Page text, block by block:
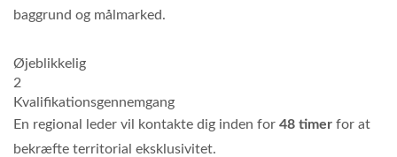
baggrund og målmarked.
Øjeblikkelig
2
Kvalifikationsgennemgang
En regional leder vil kontakte dig inden for 48 timer for at
bekræfte territorial eksklusivitet.